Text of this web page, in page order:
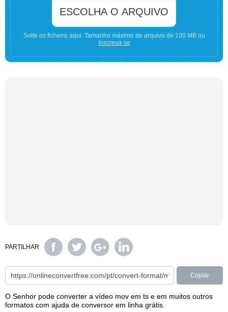
ESCOLHA O ARQUIVO
Solte os ficheiro aqui. Tamanho máximo de arquivo de 100 MB ou
Inscreva-se
PARTILHAR
Copiar
O Senhor pode converter a vídeo mov em ts e em muitos outros
formatos com ajuda de conversor em linha grátis.